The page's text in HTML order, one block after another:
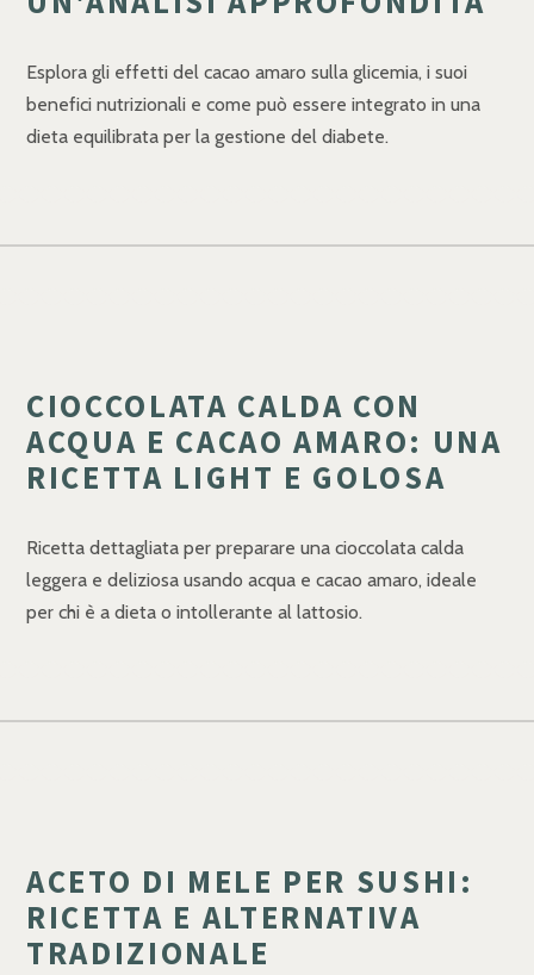
Esplora gli effetti del cacao amaro sulla glicemia, i suoi
benefici nutrizionali e come può essere integrato in una
dieta equilibrata per la gestione del diabete.
CIOCCOLATA CALDA CON
ACQUA E CACAO AMARO: UNA
RICETTA LIGHT E GOLOSA
Ricetta dettagliata per preparare una cioccolata calda
leggera e deliziosa usando acqua e cacao amaro, ideale
per chi è a dieta o intollerante al lattosio.
ACETO DI MELE PER SUSHI:
RICETTA E ALTERNATIVA
TRADIZIONALE